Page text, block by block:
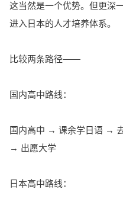
这当然是一个优势。但更深
进入日本的人才培养体系。
比较两条路径——
国内高中路线：
国内高中 → 课余学日语 →
→ 出愿大学
日本高中路线：